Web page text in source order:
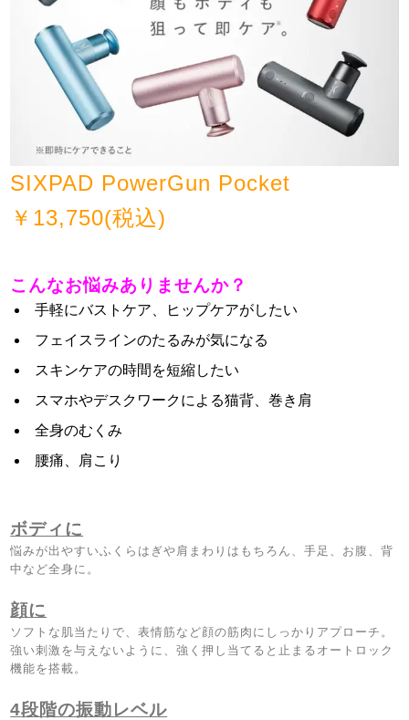
SIXPAD PowerGun Pocket
￥13,750(税込)
こんなお悩みありませんか？
手軽にバストケア、ヒップケアがしたい
フェイスラインのたるみが気になる
スキンケアの時間を短縮したい
スマホやデスクワークによる猫背、巻き肩
全身のむくみ
腰痛、肩こり
ボディに
悩みが出やすいふくらはぎや 肩まわりはもちろん、手足、お腹、背
中など全身に。
顔に
ソフトな肌当たりで、表情筋など顔の筋肉に しっかりアプローチ。
強い刺激を与えないように、強く押し当てると 止まるオートロック
機能を搭載。
4段階の振動レベル